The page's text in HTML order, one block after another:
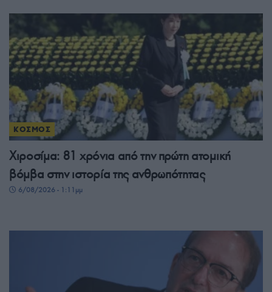
ΚΟΣΜΟΣ
Χιροσίμα: 81 χρόνια από την πρώτη ατομική
βόμβα στην ιστορία της ανθρωπότητας
6/08/2026 - 1:11μμ